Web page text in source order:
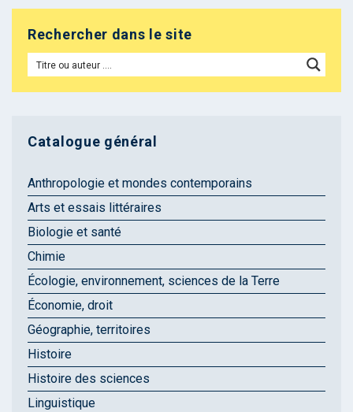
Rechercher dans le site
Catalogue général
Anthropologie et mondes contemporains
Arts et essais littéraires
Biologie et santé
Chimie
Écologie, environnement, sciences de la Terre
Économie, droit
Géographie, territoires
Histoire
Histoire des sciences
Linguistique